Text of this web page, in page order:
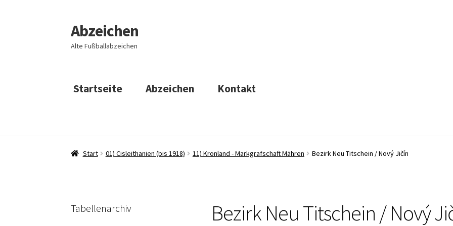
Zur
Navigation
springen
Zum
Inhalt
springen
Abzeichen
Alte Fußballabzeichen
Startseite Abzeichen Kontakt
Start 01) Cisleithanien (bis 1918) 11) Kronland - Markgrafschaft Mähren Bezirk Neu Titschein / Nový Jičín
Bezirk Neu Titschein / Nový
Tabellenarchiv